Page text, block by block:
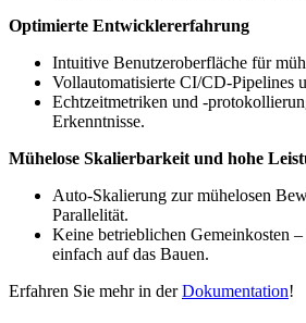
Optimierte Entwicklererfahrung
Intuitive Benutzeroberfläche für
Vollautomatisierte CI/CD-Pipelines
Echtzeitmetriken und -
Erkenntnisse.
Mühelose Skalierbarkeit und hohe
Auto-Skalierung zur mühelosen
Parallelität.
Keine betrieblichen Gemeinkosten
einfach auf das Bauen.
Erfahren Sie mehr in derDokumentation!